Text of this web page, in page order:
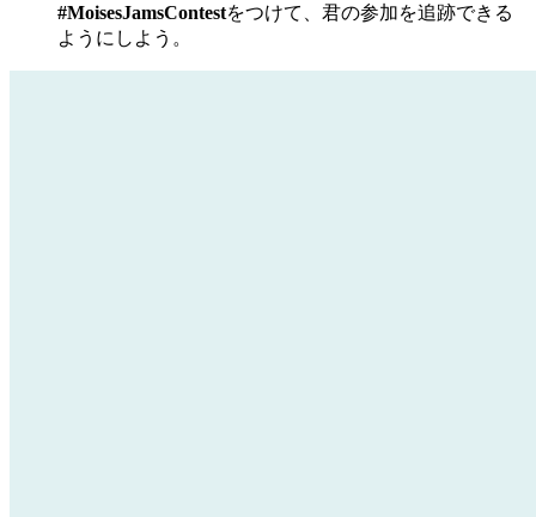
#MoisesJamsContestをつけて、君の参加を追跡できる
ようにしよう。